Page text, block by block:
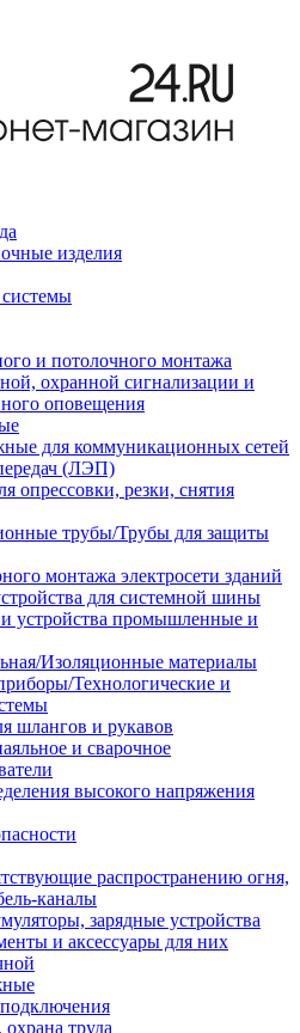
изделия
и потолочного монтажа
охранной сигнализации и
оповещения
для коммуникационных сетей
(ЛЭП)
опрессовки, резки, снятия
трубы/Трубы для защиты
монтажа электросети зданий
для системной шины
устройства промышленные и
Изоляционные материалы
Технологические и
шлангов и рукавов
и сварочное
высокого напряжения
распространению огня,
каналы
зарядные устройства
и аксессуары для них
труда